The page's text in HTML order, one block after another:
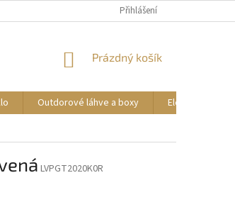
OBCHODNÍ PODMÍNKY
Přihlášení
NÁKUPNÍ
Prázdný košík
Outdorové láhve a boxy
Elektrické
LVPGT2020K0R